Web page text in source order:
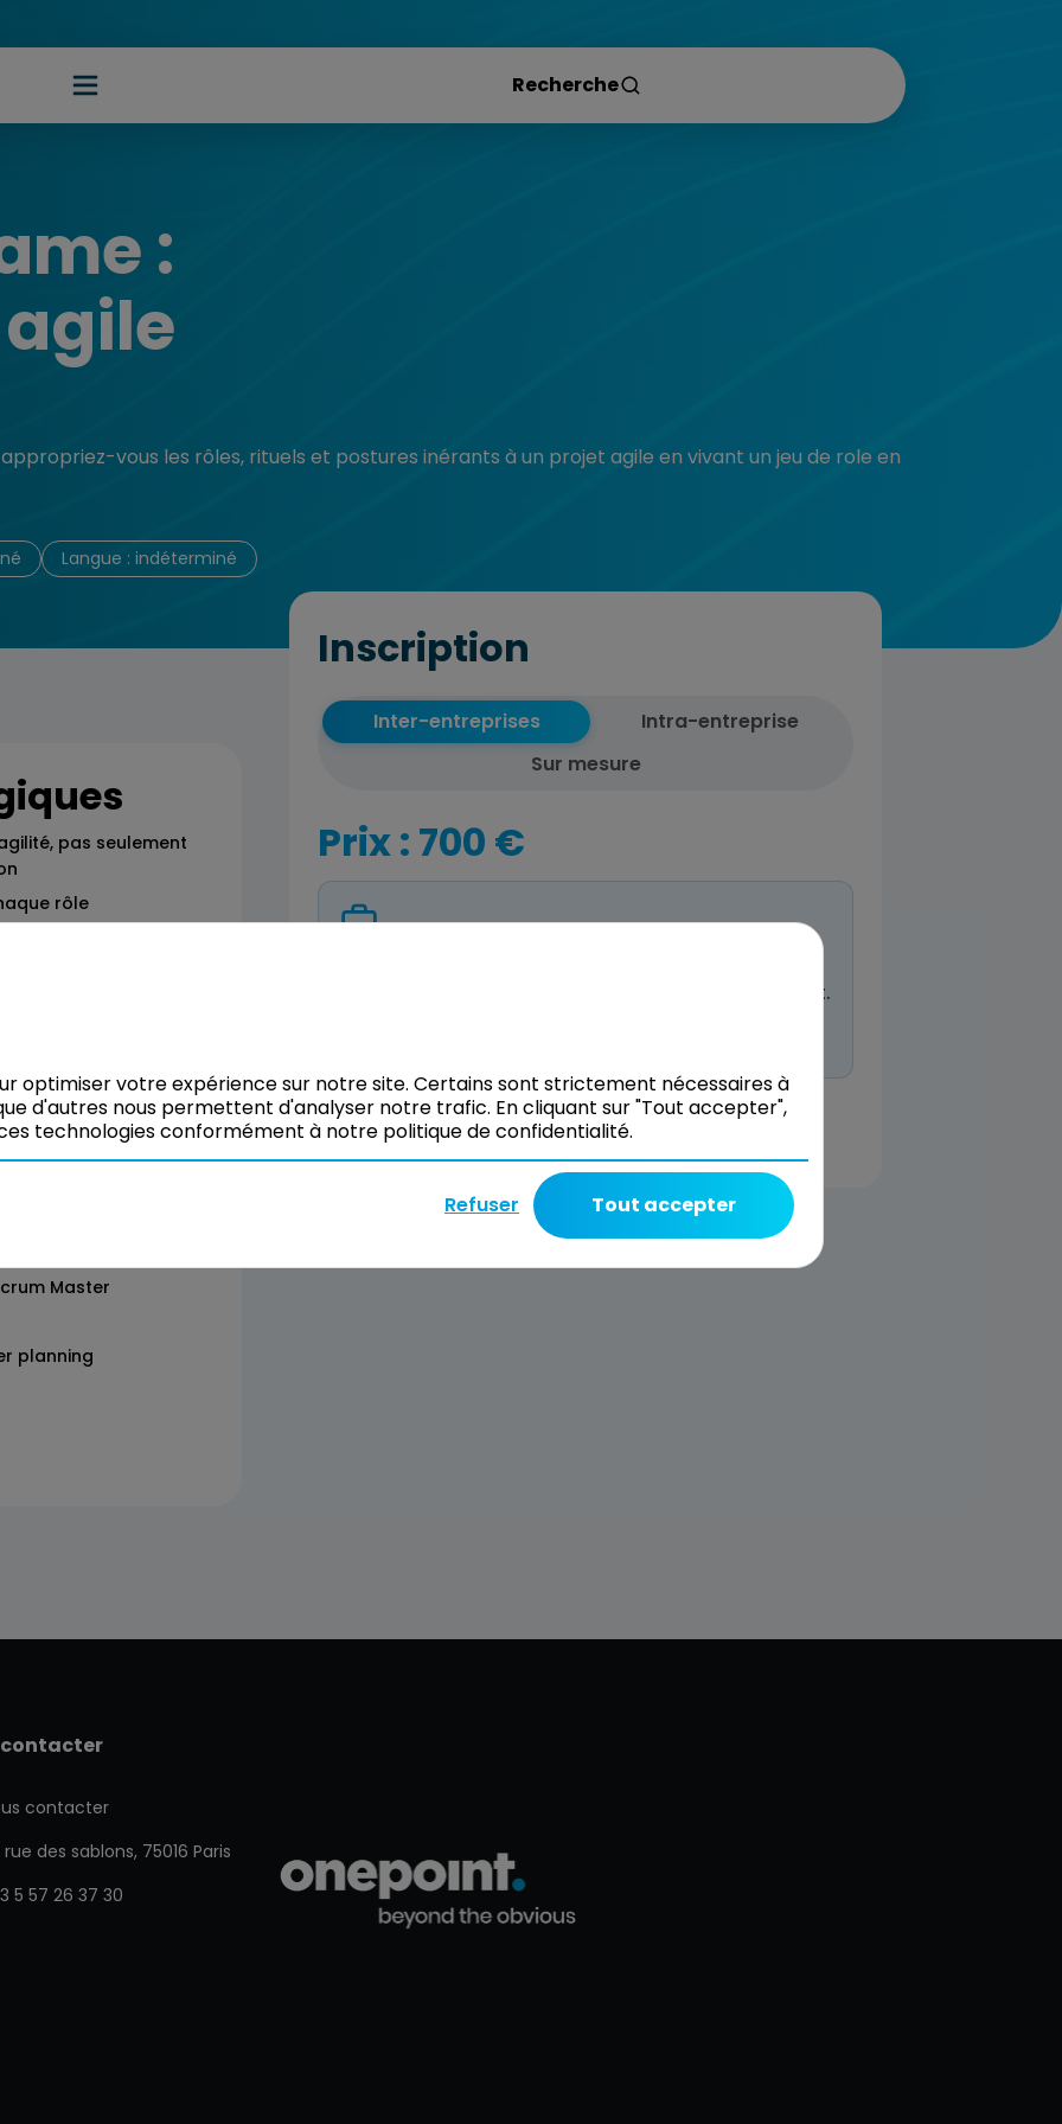
:
vous les rôles, rituels et postures inérants à un projet agile en vivant un jeu de role en
Langue : indéterminé
pas seulement
rôle
agiles sans faire les
le cap vers
Master
planning
Inscription
Inter-entreprises
Intra-entreprise
Sur mesure
Prix : 700 €
Il n’y a pas de session à venir planifiée pour l’instant.
Réserver
contacter
contacter
des sablons, 75016 Paris
5 57 26 37 30
optimiser votre expérience sur notre site. Certains sont strictement nécessaires à
d'autres nous permettent d'analyser notre trafic. En cliquant sur "Tout accepter",
technologies conformément à notre politique de confidentialité.
Refuser Tout accepter